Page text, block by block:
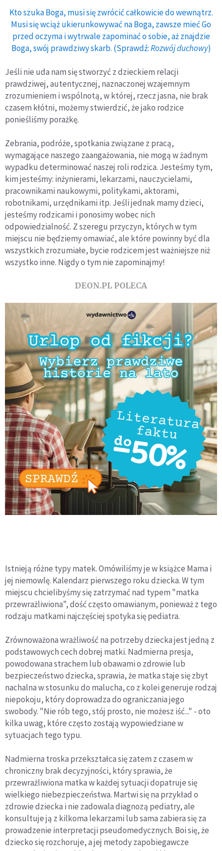
Kto szuka Boga, musi się zwrócić całkowicie do wewnątrz.
Musi się wciąż ukierunkowywać na Boga, zawsze mieć Go
przed oczyma i wytrwale zapominać o sobie, aż znajdzie
Boga, swój prawdziwy skarb. (Sprawdź:Rozwój duchowy)
Jeśli nie uda nam się stworzyć z dzieckiem relacji
prawdziwej, autentycznej, naznaczonej wzajemnym
zrozumieniem i wspólnotą, w której, rzecz jasna, nie brak
czasem kłótni, możemy stwierdzić, że jako rodzice
ponieśliśmy porażkę.
Zebrania, podróże, spotkania związane z pracą,
wymagające naszego zaangażowania, nie mogą w żadnym
wypadku determinować naszej roli rodzica. Jesteśmy tym,
kim jesteśmy: inżynierami, lekarzami, nauczycielami,
pracownikami naukowymi, politykami, aktorami,
robotnikami, urzędnikami itp. Jeśli jednak mamy dzieci,
jesteśmy rodzicami i ponosimy wobec nich
odpowiedzialność. Z szeregu przyczyn, których w tym
miejscu nie będziemy omawiać, ale które powinny być dla
wszystkich zrozumiałe, bycie rodzicem jest ważniejsze niż
wszystko inne. Nigdy o tym nie zapominajmy!
DEON.PL POLECA
Istnieją różne typy matek. Omówiliśmy je w książce Mama i
jej niemowlę. Kalendarz pierwszego roku dziecka. W tym
miejscu chcielibyśmy się zatrzymać nad typem "matka
przewrażliwiona", dość często omawianym, ponieważ z tego
rodzaju matkami najczęściej spotyka się pediatra.
Zrównoważona wrażliwość na potrzeby dziecka jest jedną z
podstawowych cech dobrej matki. Nadmierna presja,
powodowana strachem lub obawami o zdrowie lub
bezpieczeństwo dziecka, sprawia, że matka staje się zbyt
nachalna w stosunku do malucha, co z kolei generuje rodzaj
niepokoju, który doprowadza do ograniczania jego
swobody. "Nie rób tego, stój prosto, nie możesz iść..." - oto
kilka uwag, które często zostają wypowiedziane w
sytuacjach tego typu.
Nadmierna troska przekształca się zatem z czasem w
chroniczny brak decyzyjności, który sprawia, że
przewrażliwiona matka w każdej sytuacji dopatruje się
wielkiego niebezpieczeństwa. Martwi się na przykład o
zdrowie dziecka i nie zadowala diagnozą pediatry, ale
konsultuje ją z kilkoma lekarzami lub sama zabiera się za
prowadzenie interpretacji pseudomedycznych. Boi się, że
dziecko się rozchoruje, a jej metody zapobiegawcze